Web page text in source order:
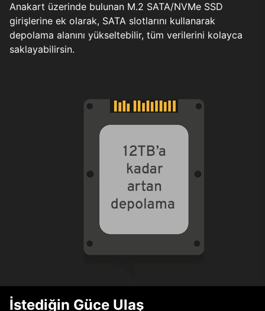
Anakart üzerinde bulunan M.2 SATA/NVMe SSD
girişlerine ek olarak, SATA slotlarını kullanarak
depolama alanını yükseltebilir, tüm verilerini kolayca
saklayabilirsin.
İstediğin Güce Ulaş